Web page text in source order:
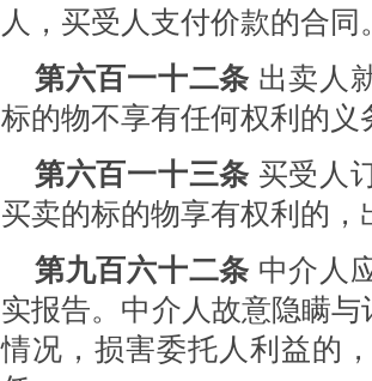
人，买受人支付价款的合同
第六百一十二条 出卖人
标的物不享有任何权利的
第六百一十三条 买受人
买卖的标的物享有权利的
第九百六十二条 中介人
实报告。中介人故意隐瞒
情况，损害委托人利益的